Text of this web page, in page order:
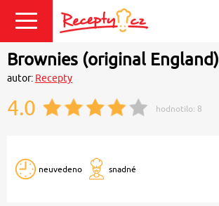
Přihlásit se
Brownies (original England)
autor: Recepty
4.0 hodnotilo: 8
neuvedeno snadné